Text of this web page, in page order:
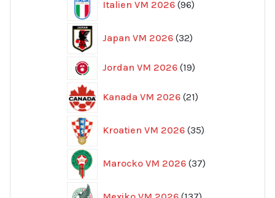
Italien VM 2026 96
produkter
Japan VM 2026 32
produkter
Jordan VM 2026 1919
Kanada VM 2026 21
produkter
Kroatien VM 2026 35
produkter
Marocko VM 2026 37
produkter